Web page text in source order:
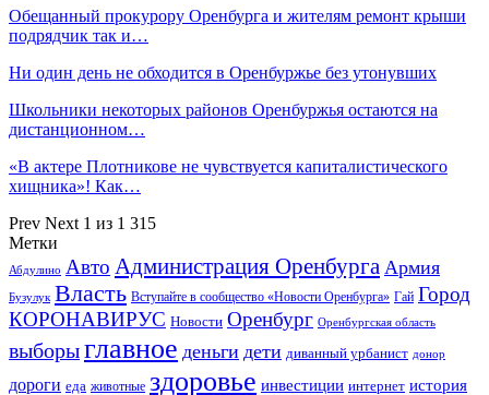
Обещанный прокурору Оренбурга и жителям ремонт крыши
подрядчик так и…
Ни один день не обходится в Оренбуржье без утонувших
Школьники некоторых районов Оренбуржья остаются на
дистанционном…
«В актере Плотникове не чувствуется капиталистического
хищника»! Как…
Prev Next 1 из 1 315
Метки
Абдулино Авто Администрация Оренбурга Армия
Бузулук Власть Вступайте в сообщество «Новости Оренбурга» Гай Город
КОРОНАВИРУС Новости Оренбург Оренбургская область
выборыглавное деньги дети диванный урбанист донор
дороги еда животные здоровье инвестиции интернет история